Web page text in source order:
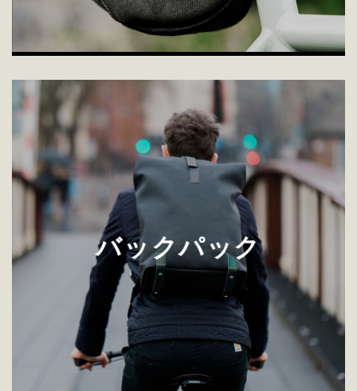
バックパック